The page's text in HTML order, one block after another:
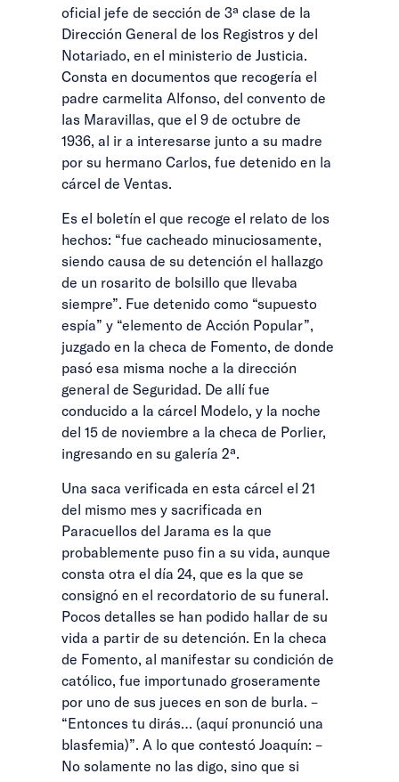
oficial jefe de sección de 3ª clase de la
Dirección General de los Registros y del
Notariado, en el ministerio de Justicia.
Consta en documentos que recogería el
padre carmelita Alfonso, del convento de
las Maravillas, que el 9 de octubre de
1936, al ir a interesarse junto a su madre
por su hermano Carlos, fue detenido en la
cárcel de Ventas.
Es el boletín el que recoge el relato de los
hechos: “fue cacheado minuciosamente,
siendo causa de su detención el hallazgo
de un rosarito de bolsillo que llevaba
siempre”. Fue detenido como “supuesto
espía” y “elemento de Acción Popular”,
juzgado en la checa de Fomento, de donde
pasó esa misma noche a la dirección
general de Seguridad. De allí fue
conducido a la cárcel Modelo, y la noche
del 15 de noviembre a la checa de Porlier,
ingresando en su galería 2ª.
Una saca verificada en esta cárcel el 21
del mismo mes y sacrificada en
Paracuellos del Jarama es la que
probablemente puso fin a su vida, aunque
consta otra el día 24, que es la que se
consignó en el recordatorio de su funeral.
Pocos detalles se han podido hallar de su
vida a partir de su detención. En la checa
de Fomento, al manifestar su condición de
católico, fue importunado groseramente
por uno de sus jueces en son de burla. –
“Entonces tu dirás… (aquí pronunció una
blasfemia)”. A lo que contestó Joaquín: –
No solamente no las digo, sino que si